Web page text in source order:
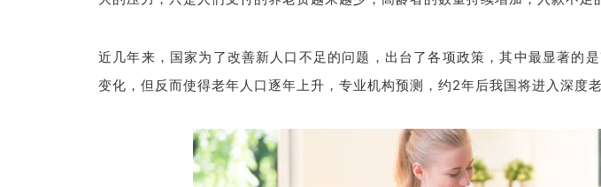
近几年来，国家为了改善新人口不足的问题，出台了各项政策，其中最显著的
变化，但反而使得老年人口逐年上升，专业机构预测，约2年后我国将进入深度老